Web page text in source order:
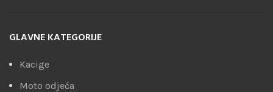
GLAVNE KATEGORIJE
Kacige
Moto odjeća